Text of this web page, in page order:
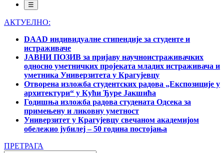
☰
АКТУЕЛНО:
DAAD индивидуалне стипендије за студенте и
истраживаче
ЈАВНИ ПОЗИВ за пријаву научноистраживачких
односно уметничких пројеката младих истраживача и
уметника Универзитета у Крагујевцу
Отворена изложба студентских радова „Експозиције у
архитектури“ у Кући Ђуре Јакшића
Годишња изложба радова студената Одсека за
примењену и ликовну уметност
Универзитет у Крагујевцу свечаном академијом
обележио јубилеј – 50 година постојања
ПРЕТРАГА